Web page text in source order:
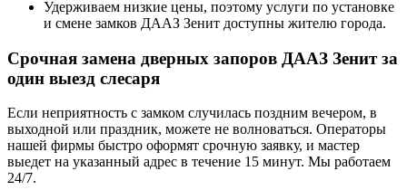
Удерживаем низкие цены, поэтому услуги по установке
и смене замков ДААЗ Зенит доступны жителю города.
Срочная замена дверных запоров ДААЗ Зенит за
один выезд слесаря
Если неприятность с замком случилась поздним вечером, в
выходной или праздник, можете не волноваться. Операторы
нашей фирмы быстро оформят срочную заявку, и мастер
выедет на указанный адрес в течение 15 минут. Мы работаем
24/7.